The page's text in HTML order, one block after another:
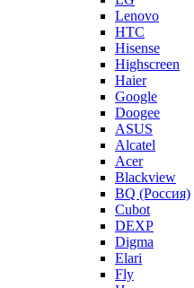
Lenovo
HTC
Hisense
Highscreen
Haier
Google
Doogee
ASUS
Alcatel
Acer
Blackview
BQ (Россия)
Cubot
DEXP
Digma
Elari
Fly